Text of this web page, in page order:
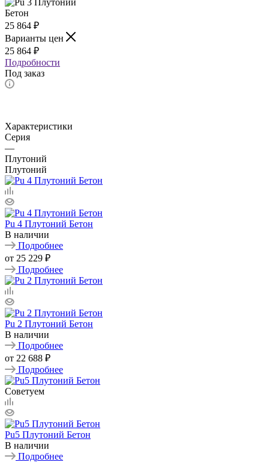
25 864 ₽
Варианты цен
25 864 ₽
Подробности
Под заказ
Характеристики
Серия
—
Плутоний
Плутоний
Pu 4 Плутоний Бетон
В наличии
Подробнее
от 25 229 ₽
Подробнее
Pu 2 Плутоний Бетон
В наличии
Подробнее
от 22 688 ₽
Подробнее
Советуем
Pu5 Плутоний Бетон
В наличии
Подробнее